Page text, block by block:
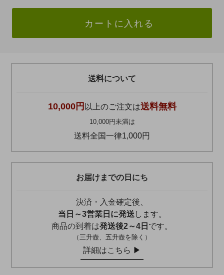
カートに入れる
送料について
10,000円 以上のご注文は送料無料
10,000円未満は
送料全国一律1,000円
お届けまでの日にち
決済・入金確定後、
当日～3営業日に発送 します。
商品の到着は発送後2～4日 です。
（三升壺、五升壺を除く）
詳細はこちら ▶︎